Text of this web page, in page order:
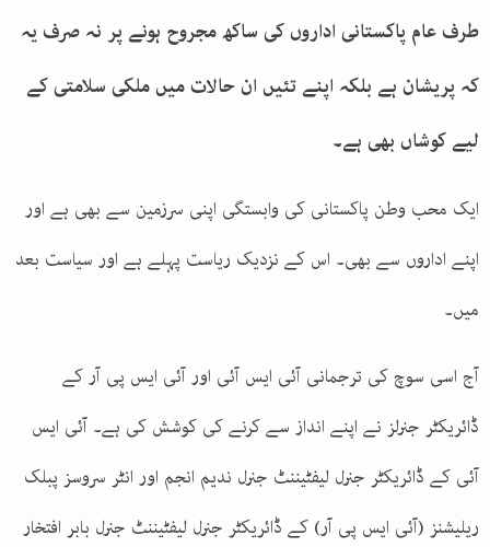
طرف عام پاکستانی اداروں کی ساکھ مجروح ہونے پر نہ صرف یہ
کہ پریشان ہے بلکہ اپنے تئیں ان حالات میں ملکی سلامتی کے
لیے کوشاں بھی ہے۔
ایک محب وطن پاکستانی کی وابستگی اپنی سرزمین سے بھی ہے اور
اپنے اداروں سے بھی۔ اس کے نزدیک ریاست پہلے ہے اور سیاست بعد
میں۔
آج اسی سوچ کی ترجمانی آئی ایس آئی اور آئی ایس پی آر کے
ڈائریکٹر جنرلز نے اپنے انداز سے کرنے کی کوشش کی ہے۔ آئی ایس
آئی کے ڈائریکٹر جنرل لیفٹیننٹ جنرل ندیم انجم اور انٹر سروسز پبلک
ریلیشنز (آئی ایس پی آر) کے ڈائریکٹر جنرل لیفٹیننٹ جنرل بابر افتخار